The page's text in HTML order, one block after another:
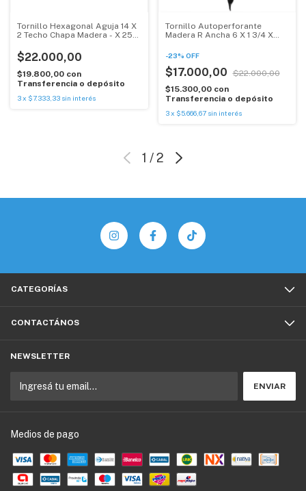
Tornillo Hexagonal Aguja 14 X
2 Techo Chapa Madera - X 250
$22.000,00
$19.800,00 con
Transferencia o depósito
3x $7.333,33 sin interés
Tornillo Autoperforante
Madera R Ancha 6 X 1 3/4 X
-23% OFF
$17.000,00
$22.000,00
$15.300,00 con
Transferencia o depósito
3 x $5.666,67 sin interés
1 /2
CATEGORÍAS
CONTACTÁNOS
NEWSLETTER
Medios de pago